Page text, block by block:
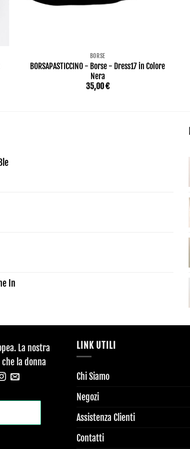
BORSE
BORSAPASTICCINO - Borse - Dress17 in Colore
Nera
35,00€
In
La nostra
la donna
LINK UTILI
Chi Siamo
Negozi
Assistenza Clienti
Contatti